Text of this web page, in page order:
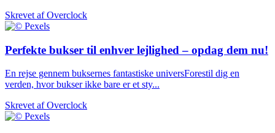
Skrevet afOverclock
Perfekte bukser til enhver lejlighed – opdag dem nu!
En rejse gennem buksernes fantastiske universForestil dig en
verden, hvor bukser ikke bare er et sty...
Skrevet afOverclock